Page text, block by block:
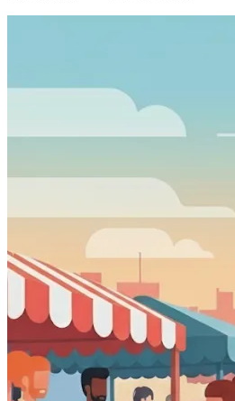
在这个数字化的时代，加密货币正
否也想为自己的业务接入这一前沿
槛和复杂的流程？现在，Spell 为你
决方案！
Spell 是一款专业的加密货币收款提
你的支付系统中。我们致力于为商
加密货币收款体验，让你的业务轻